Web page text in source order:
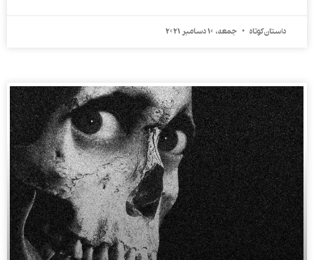
داستان کوتاه جمعه، 10 دسامبر 2021